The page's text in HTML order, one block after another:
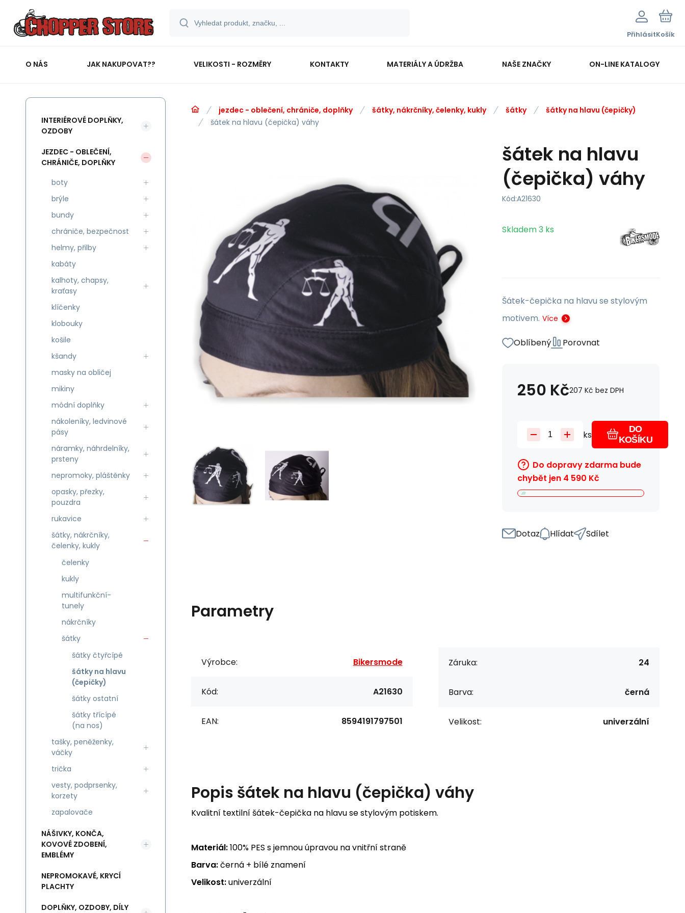
PřihlásitKošík
O NÁS JAK NAKUPOVAT?? VELIKOSTI - ROZMĚRY KONTAKTY MATERIÁLY A ÚDRŽBA NAŠE ZNAČKY ON-LINE KATALOGY
jezdec - oblečení, chrániče, doplňky šátky, nákrčníky, čelenky, kukly šátky
šátky na hlavu (čepičky)
šátek na hlavu (čepička) váhy
šátek na hlavu
(čepička) váhy
Kód:A21630
Skladem3 ks
Šátek-čepička na hlavu se stylovým
motivem. Více
Oblíbený Porovnat
250 Kč207 Kč bez DPH
ks
DO
KOŠÍKU
Do dopravy zdarma bude
chybět jen 4 590 Kč
Dotaz Hlídat Sdílet
Parametry
Výrobce: Bikersmode
Kód: A21630
EAN: 8594191797501
Záruka: 24
Barva: černá
Velikost: univerzální
Popis šátek na hlavu (čepička) váhy
Kvalitní textilní šátek-čepička na hlavu se stylovým potiskem.
Materiál:100% PES s jemnou úpravou na vnitřní straně
Barva:černá + bílé znamení
Velikost:univerzální
INTERIÉROVÉ DOPLŇKY,
OZDOBY
JEZDEC - OBLEČENÍ,
CHRÁNIČE, DOPLŇKY
boty
brýle
bundy
chrániče, bezpečnost
helmy, přilby
kabáty
kalhoty, chapsy,
kraťasy
klíčenky
klobouky
košile
kšandy
masky na obličej
mikiny
módní doplňky
nákoleníky, ledvinové
pásy
náramky, náhrdelníky,
prsteny
nepromoky, pláštěnky
opasky, přezky,
pouzdra
rukavice
šátky, nákrčníky,
čelenky, kukly
čelenky
kukly
multifunkční-
tunely
nákrčníky
šátky
šátky čtyřcípé
šátky na hlavu
(čepičky)
šátky ostatní
šátky třícípé
(na nos)
tašky, peněženky,
váčky
trička
vesty, podprsenky,
korzety
zapalovače
NÁŠIVKY, KONČA,
KOVOVÉ ZDOBENÍ,
EMBLÉMY
NEPROMOKAVÉ, KRYCÍ
PLACHTY
DOPLŇKY, OZDOBY, DÍLY